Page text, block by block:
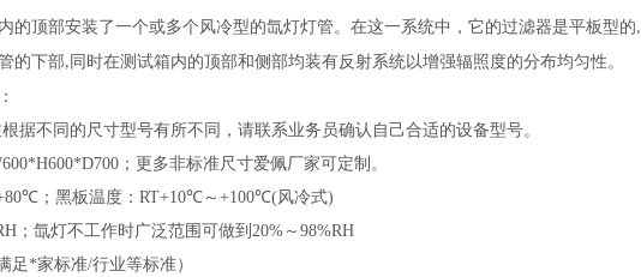
的顶部安装了一个或多个 风冷型的氙灯灯管。在这一系统中， 它的过滤器是平板型的,
的下部, 同时在测试箱内的顶部和侧部均装有反射系统以增强辐照度的分布均匀性。
据不同的尺寸型号有所不同，请联系业务员确认自己合适的设备型号。
；更多非标准尺寸爱佩厂家可定制。
；黑板温度：RT+10℃～+100℃(风冷式)
；氙灯不工作时广泛范围可做到20%～98%RH
*家标准/行业等标准）